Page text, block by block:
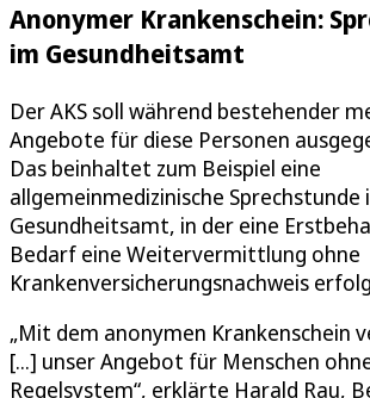
Anonymer Krankenschein:
im Gesundheitsamt
Der AKS soll während bestehender
Angebote für diese Personen
Das beinhaltet zum Beispiel eine
allgemeinmedizinische Sprechstunde
Gesundheitsamt, in der eine
Bedarf eine Weitervermittlung ohne
Krankenversicherungsnachweis
„Mit dem anonymen Krankenschein
[...] unser Angebot für Menschen
Regelsystem“, erklärte Harald Rau,